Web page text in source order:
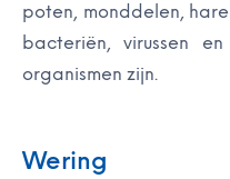
poten, monddelen,
bacteriën, virussen
organismen zijn.
Wering